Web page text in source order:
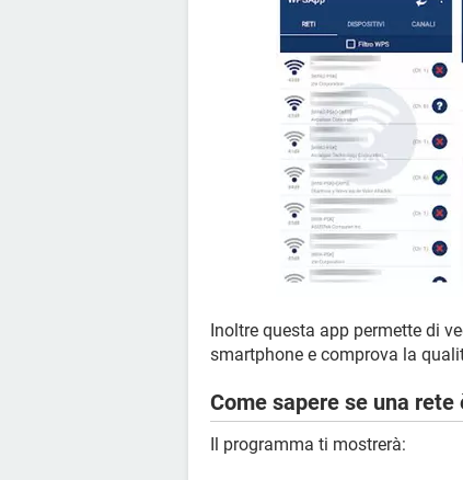
Inoltre questa app permette di
smartphone e comprova la
Come sapere se una rete
Il programma ti mostrerà: